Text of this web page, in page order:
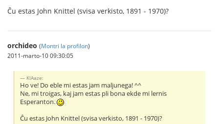
Ĉu estas John Knittel (svisa verkisto, 1891 - 1970)?
orchideo (Montri la profilon)
2011-marto-10 09:30:05
KIAaze:
Ho ve! Do eble mi estas jam maljunega! ^^
Ne, mi troigas, kaj jam estas pli bona ekde mi lernis
Esperanton.
Ĉu estas John Knittel (svisa verkisto, 1891 - 1970)?